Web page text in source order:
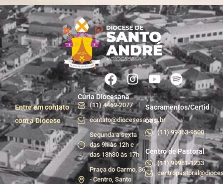
Entre em contato
com a Diocese
Cúria Diocesana
(11) 4469-2077
contato@diocesesa.org.br
Segunda a sexta
das 9h às 12h e
das 13h30 às 17h
Praça do Carmo, 36
- Centro, Santo
Sacramentos/Certid
ões
(11) 99463-9500
Centro de Pastoral
(11) 99981-1233